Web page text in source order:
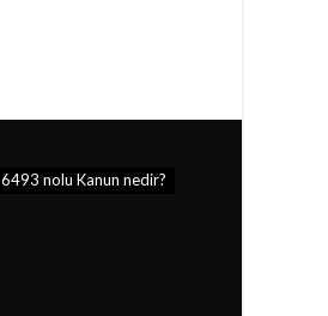
6493 nolu Kanun nedir?